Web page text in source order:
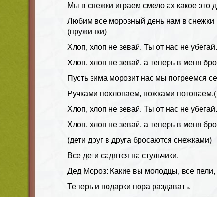
Мы в снежки играем смело ах какое это
Любим все морозный день нам в снежки
(пружинки)
Хлоп, хлоп не зевай. Ты от нас не
Хлоп, хлоп не зевай, а теперь в меня
Пусть зима морозит нас мы погреемся
Ручками похлопаем, ножками
Хлоп, хлоп не зевай. Ты от нас не
Хлоп, хлоп не зевай, а теперь в меня
(дети друг в друга бросаются снежками)
Все дети садятся на стульчики.
Дед Мороз: Какие вы молодцы, все пели,
Теперь и подарки пора раздавать.